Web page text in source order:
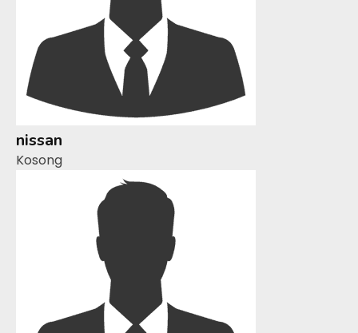
nissan
Kosong